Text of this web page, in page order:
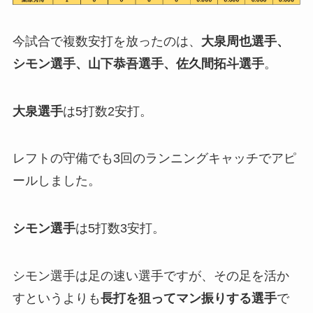
今試合で複数安打を放ったのは、 大泉周也選手、
シモン選手、山下恭吾選手、佐久間拓斗選手。
大泉選手は5打数2安打。
レフトの守備でも3回のランニングキャッチでアピ
ールしました。
シモン選手は5打数3安打。
シモン選手は足の速い選手ですが、その足を活か
すというよりも長打を狙ってマン振りする選手で